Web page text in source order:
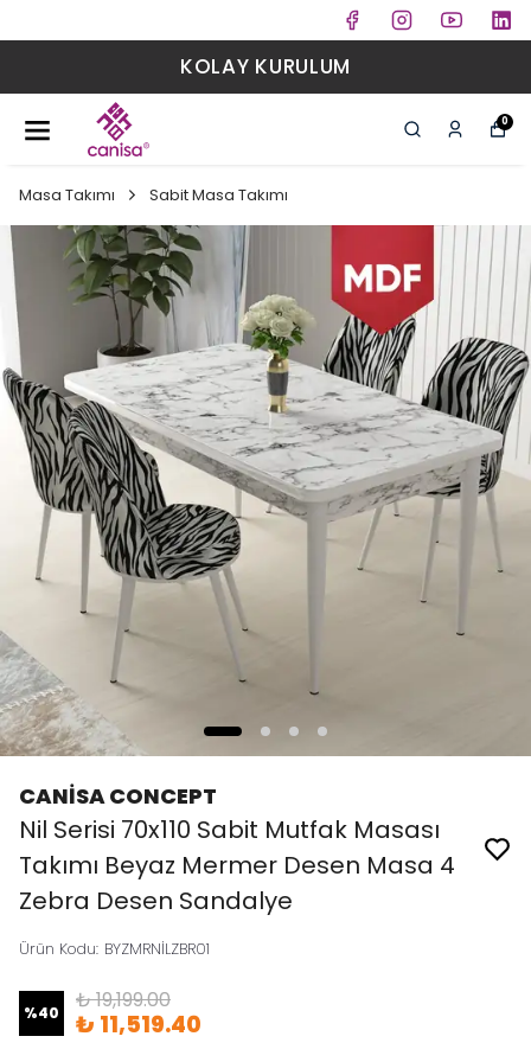
KOLAY KURULUM
0
Masa Takımı Sabit Masa Takımı
CANİSA CONCEPT
Nil Serisi 70x110 Sabit Mutfak Masası
Takımı Beyaz Mermer Desen Masa 4
Zebra Desen Sandalye
Ürün Kodu: BYZMRNİLZBR01
%40 ₺ 19,199.00
₺ 11,519.40